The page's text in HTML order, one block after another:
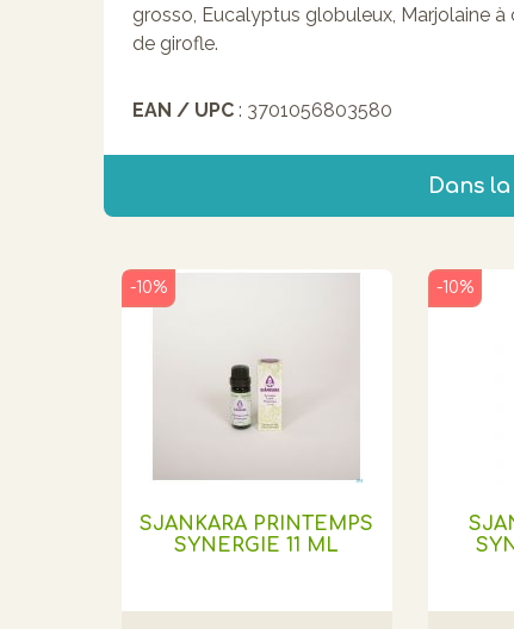
grosso, Eucalyptus globuleux, Marjolaine
de girofle.
EAN / UPC : 3701056803580
Dans
SJANKARA PRINTEMPS
SYNERGIE 11 ML
-10% -10%